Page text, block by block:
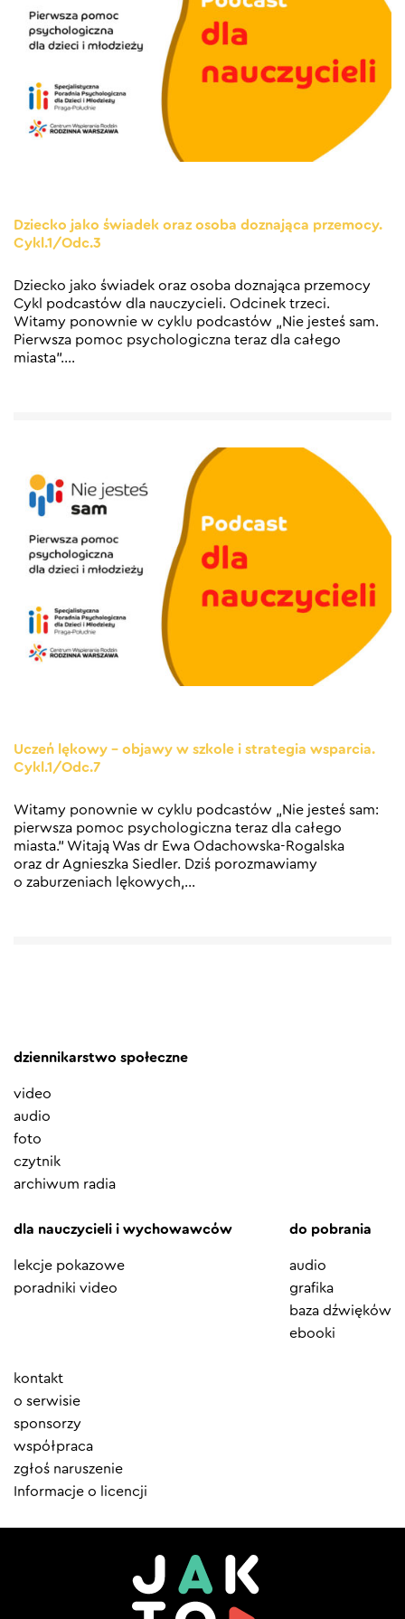
Dziecko jako świadek oraz osoba doznająca przemocy.
Cykl.1/Odc.3
Dziecko jako świadek oraz osoba doznająca przemocy
Cykl podcastów dla nauczycieli. Odcinek trzeci.
Witamy ponownie w cyklu podcastów „Nie jesteś sam.
Pierwsza pomoc psychologiczna teraz dla całego
miasta”.…
Uczeń lękowy – objawy w szkole i strategia wsparcia.
Cykl.1/Odc.7
Witamy ponownie w cyklu podcastów „Nie jesteś sam:
pierwsza pomoc psychologiczna teraz dla całego
miasta.” Witają Was dr Ewa Odachowska-Rogalska
oraz dr Agnieszka Siedler. Dziś porozmawiamy
o zaburzeniach lękowych,…
dziennikarstwo społeczne
video
audio
foto
czytnik
archiwum radia
dla nauczycieli i wychowawców
lekcje pokazowe
poradniki video
do pobrania
audio
grafika
baza dźwięków
ebooki
Element
menu
kontakt
o serwisie
sponsorzy
współpraca
zgłoś naruszenie
Informacje o licencji